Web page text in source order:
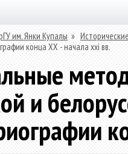
им. Янки Купалы »
конца ХХ - начала xxi вв.
и